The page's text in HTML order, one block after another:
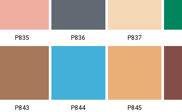
P835 P836 P837
P843 P844 P845